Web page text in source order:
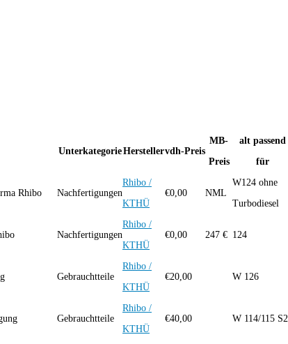
UnterkategorieHerstellervdh-Preis
MB-
Preis
alt passend
für
Rhibo Nachfertigungen
Rhibo /
KTHÜ
€0,00 NML
W124 ohne
Turbodiesel
Nachfertigungen
Rhibo /
KTHÜ
€0,00 247 € 124
Gebrauchtteile
Rhibo /
KTHÜ
€20,00 W 126
Gebrauchtteile
Rhibo /
KTHÜ
€40,00 W 114/115 S2